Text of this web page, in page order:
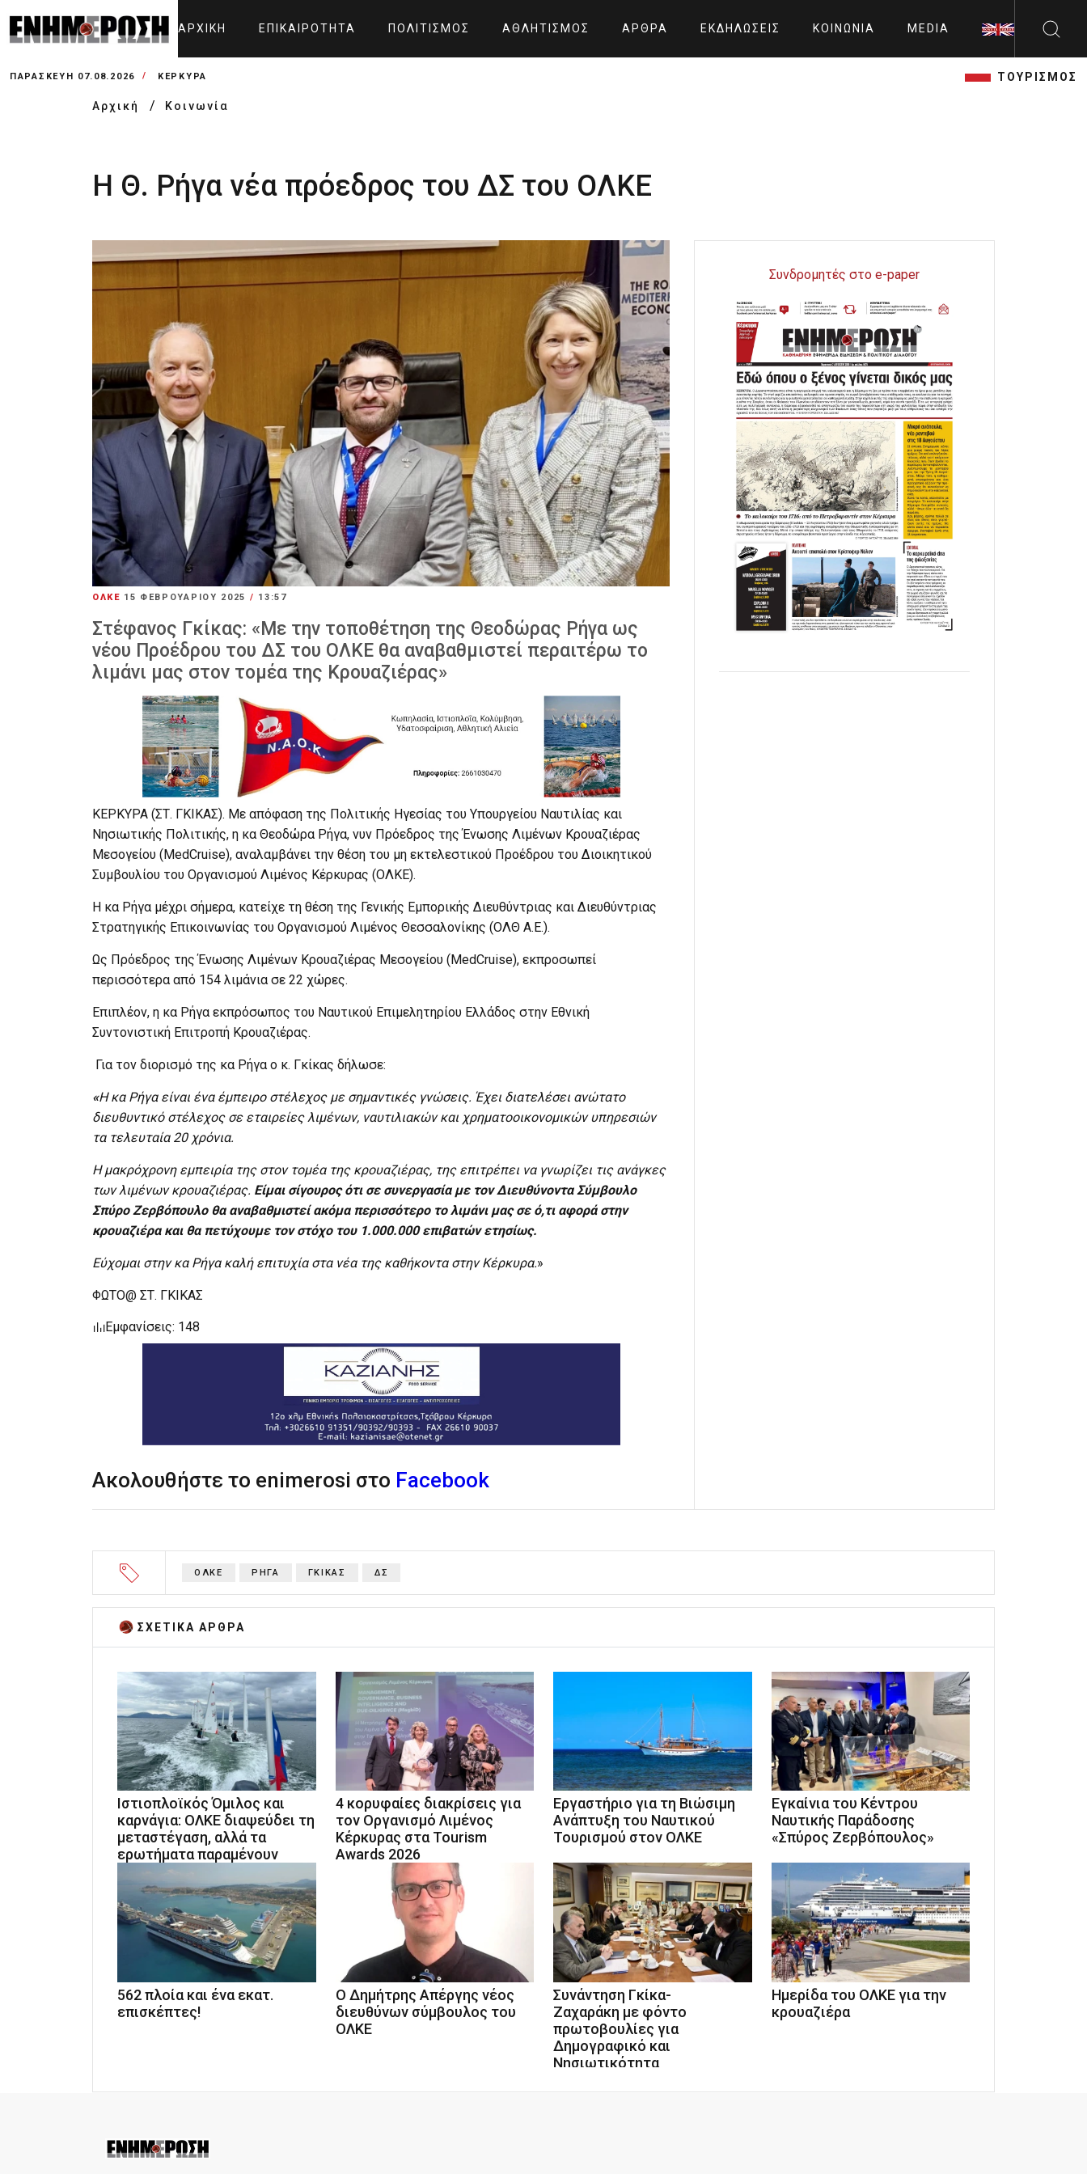
ΑΡΧΙΚΉ ΕΠΙΚΑΙΡΌΤΗΤΑ ΠΟΛΙΤΙΣΜΌΣ ΑΘΛΗΤΙΣΜΌΣ ΆΡΘΡΑ ΕΚΔΗΛΏΣΕΙΣ ΚΟΙΝΩΝΊΑ MEDIA
ΠΑΡΑΣΚΕΥΉ 07.08.2026 ΚΕΡΚΥΡΑ ΤΟΥΡΙΣΜΟΣ
Αρχική Κοινωνία
Η Θ. Ρήγα νέα πρόεδρος του ΔΣ του ΟΛΚΕ
ΟΛΚΕ 15 ΦΕΒΡΟΥΑΡΊΟΥ 2025 / 13:57
Στέφανος Γκίκας: «Με την τοποθέτηση της Θεοδώρας Ρήγα ως
νέου Προέδρου του ΔΣ του ΟΛΚΕ θα αναβαθμιστεί περαιτέρω το
λιμάνι μας στον τομέα της Κρουαζιέρας»
ΚΕΡΚΥΡΑ (ΣΤ. ΓΚΙΚΑΣ). Με απόφαση της Πολιτικής Ηγεσίας του Υπουργείου Ναυτιλίας και
Νησιωτικής Πολιτικής, η κα Θεοδώρα Ρήγα, νυν Πρόεδρος της Ένωσης Λιμένων Κρουαζιέρας
Μεσογείου (MedCruise), αναλαμβάνει την θέση του μη εκτελεστικού Προέδρου του Διοικητικού
Συμβουλίου του Οργανισμού Λιμένος Κέρκυρας (ΟΛΚΕ).
Η κα Ρήγα μέχρι σήμερα, κατείχε τη θέση της Γενικής Εμπορικής Διευθύντριας και Διευθύντριας
Στρατηγικής Επικοινωνίας του Οργανισμού Λιμένος Θεσσαλονίκης (ΟΛΘ Α.Ε.).
Ως Πρόεδρος της Ένωσης Λιμένων Κρουαζιέρας Μεσογείου (MedCruise), εκπροσωπεί
περισσότερα από 154 λιμάνια σε 22 χώρες.
Επιπλέον, η κα Ρήγα εκπρόσωπος του Ναυτικού Επιμελητηρίου Ελλάδος στην Εθνική
Συντονιστική Επιτροπή Κρουαζιέρας.
Για τον διορισμό της κα Ρήγα ο κ. Γκίκας δήλωσε:
«Η κα Ρήγα είναι ένα έμπειρο στέλεχος με σημαντικές γνώσεις. Έχει διατελέσει ανώτατο
διευθυντικό στέλεχος σε εταιρείες λιμένων, ναυτιλιακών και χρηματοοικονομικών υπηρεσιών
τα τελευταία 20 χρόνια.
Η μακρόχρονη εμπειρία της στον τομέα της κρουαζιέρας, της επιτρέπει να γνωρίζει τις ανάγκες
των λιμένων κρουαζιέρας. Είμαι σίγουρος ότι σε συνεργασία με τον Διευθύνοντα Σύμβουλο
Σπύρο Ζερβόπουλο θα αναβαθμιστεί ακόμα περισσότερο το λιμάνι μας σε ό,τι αφορά στην
κρουαζιέρα και θα πετύχουμε τον στόχο του 1.000.000 επιβατών ετησίως.
Εύχομαι στην κα Ρήγα καλή επιτυχία στα νέα της καθήκοντα στην Κέρκυρα.»
ΦΩΤΟ@ ΣΤ. ΓΚΙΚΑΣ
Εμφανίσεις: 148
Ακολουθήστε το enimerosi στο Facebook
Συνδρομητές στο e-paper
ΟΛΚΕ ΡΗΓΑ ΓΚΙΚΑΣ ΔΣ
ΣΧΕΤΙΚA AΡΘΡΑ
Ιστιοπλοϊκός Όμιλος και
καρνάγια: ΟΛΚΕ διαψεύδει τη
μεταστέγαση, αλλά τα
ερωτήματα παραμένουν
4 κορυφαίες διακρίσεις για
τον Οργανισμό Λιμένος
Κέρκυρας στα Tourism
Awards 2026
Eργαστήριο για τη Βιώσιμη
Ανάπτυξη του Ναυτικού
Τουρισμού στον ΟΛΚΕ
Εγκαίνια του Κέντρου
Ναυτικής Παράδοσης
«Σπύρος Ζερβόπουλος»
562 πλοία και ένα εκατ.
επισκέπτες!
Ο Δημήτρης Απέργης νέος
διευθύνων σύμβουλος του
ΟΛΚΕ
Συνάντηση Γκίκα-
Ζαχαράκη με φόντο
πρωτοβουλίες για
Δημογραφικό και
Νησιωτικότητα
Ημερίδα του ΟΛΚΕ για την
κρουαζιέρα